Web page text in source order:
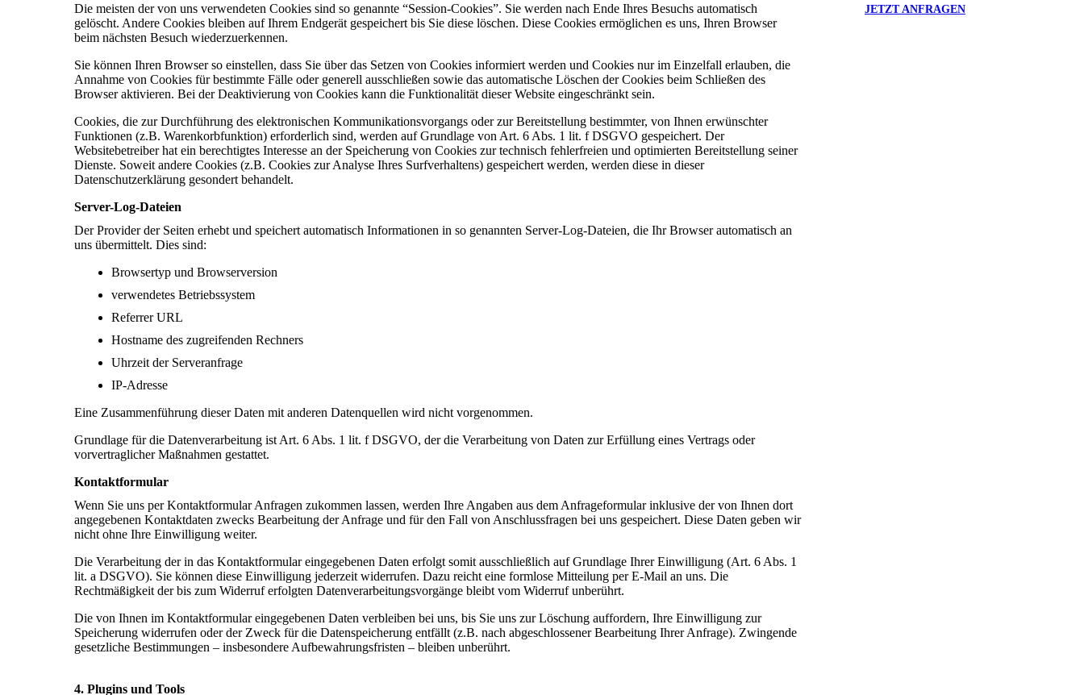
Die meisten der von uns verwendeten Cookies sind so genannte “Session-Cookies”. Sie werden nach Ende Ihres Besuchs automatisch
gelöscht. Andere Cookies bleiben auf Ihrem Endgerät gespeichert bis Sie diese löschen. Diese Cookies ermöglichen es uns, Ihren Browser
beim nächsten Besuch wiederzuerkennen.
Sie können Ihren Browser so einstellen, dass Sie über das Setzen von Cookies informiert werden und Cookies nur im Einzelfall erlauben, die
Annahme von Cookies für bestimmte Fälle oder generell ausschließen sowie das automatische Löschen der Cookies beim Schließen des
Browser aktivieren. Bei der Deaktivierung von Cookies kann die Funktionalität dieser Website eingeschränkt sein.
Cookies, die zur Durchführung des elektronischen Kommunikationsvorgangs oder zur Bereitstellung bestimmter, von Ihnen erwünschter
Funktionen (z.B. Warenkorbfunktion) erforderlich sind, werden auf Grundlage von Art. 6 Abs. 1 lit. f DSGVO gespeichert. Der
Websitebetreiber hat ein berechtigtes Interesse an der Speicherung von Cookies zur technisch fehlerfreien und optimierten Bereitstellung seiner
Dienste. Soweit andere Cookies (z.B. Cookies zur Analyse Ihres Surfverhaltens) gespeichert werden, werden diese in dieser
Datenschutzerklärung gesondert behandelt.
Server-Log-Dateien
Der Provider der Seiten erhebt und speichert automatisch Informationen in so genannten Server-Log-Dateien, die Ihr Browser automatisch an
uns übermittelt. Dies sind:
Browsertyp und Browserversion
verwendetes Betriebssystem
Referrer URL
Hostname des zugreifenden Rechners
Uhrzeit der Serveranfrage
IP-Adresse
Eine Zusammenführung dieser Daten mit anderen Datenquellen wird nicht vorgenommen.
Grundlage für die Datenverarbeitung ist Art. 6 Abs. 1 lit. f DSGVO, der die Verarbeitung von Daten zur Erfüllung eines Vertrags oder
vorvertraglicher Maßnahmen gestattet.
Kontaktformular
Wenn Sie uns per Kontaktformular Anfragen zukommen lassen, werden Ihre Angaben aus dem Anfrageformular inklusive der von Ihnen dort
angegebenen Kontaktdaten zwecks Bearbeitung der Anfrage und für den Fall von Anschlussfragen bei uns gespeichert. Diese Daten geben wir
nicht ohne Ihre Einwilligung weiter.
Die Verarbeitung der in das Kontaktformular eingegebenen Daten erfolgt somit ausschließlich auf Grundlage Ihrer Einwilligung (Art. 6 Abs. 1
lit. a DSGVO). Sie können diese Einwilligung jederzeit widerrufen. Dazu reicht eine formlose Mitteilung per E-Mail an uns. Die
Rechtmäßigkeit der bis zum Widerruf erfolgten Datenverarbeitungsvorgänge bleibt vom Widerruf unberührt.
Die von Ihnen im Kontaktformular eingegebenen Daten verbleiben bei uns, bis Sie uns zur Löschung auffordern, Ihre Einwilligung zur
Speicherung widerrufen oder der Zweck für die Datenspeicherung entfällt (z.B. nach abgeschlossener Bearbeitung Ihrer Anfrage). Zwingende
gesetzliche Bestimmungen – insbesondere Aufbewahrungsfristen – bleiben unberührt.
4. Plugins und Tools
JETZT ANFRAGEN